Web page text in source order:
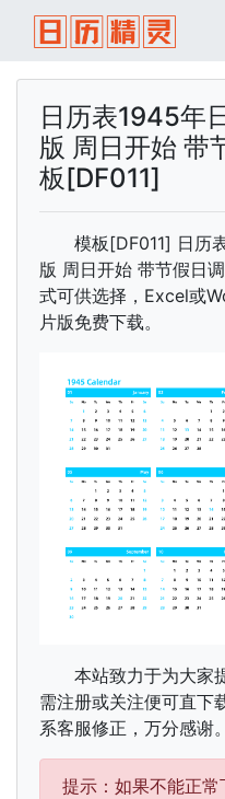
日历表1945年
版 周日开始 带
板[DF011]
模板[DF011] 日历
版 周日开始 带节假日
式可供选择，Excel或
片版免费下载。
本站致力于为大家
需注册或关注便可直下
系客服修正，万分感谢。
提示：如果不能正